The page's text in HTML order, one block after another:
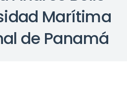
Marítima
de Panamá